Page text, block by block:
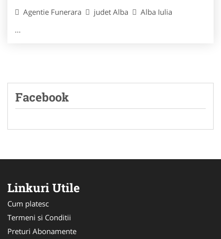
Agentie Funerara judet Alba
Alba Iulia
...
Facebook
Linkuri Utile
Cum platesc
Termeni si Conditii
Preturi Abonamente